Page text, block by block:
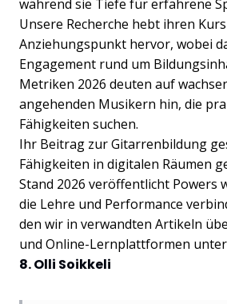
während sie Tiefe für erfahrene
Unsere Recherche hebt ihren
Anziehungspunkt hervor, wobei
Engagement rund um
Metriken 2026 deuten auf
angehenden Musikern hin, die
Fähigkeiten suchen.
Ihr Beitrag zur Gitarrenbildung
Fähigkeiten in digitalen Räumen
Stand 2026 veröffentlicht Powers
die Lehre und Performance
den wir in verwandten Artikeln
und Online-Lernplattformen
8. Olli Soikkeli